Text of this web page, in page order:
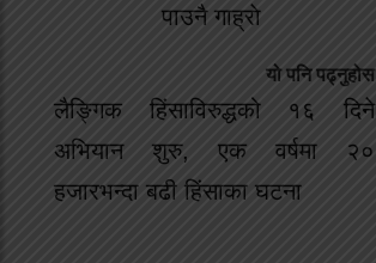
पाउनै गाह्राे
यो पनि पढ्नुहोस
लैङ्गिक हिंसाविरुद्धको १६ दिने
अभियान शुरु, एक वर्षमा २०
हजारभन्दा बढी हिंसाका घटना